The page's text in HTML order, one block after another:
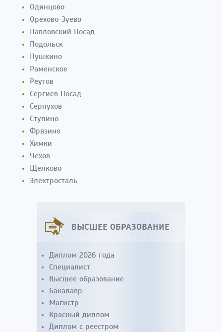
Одинцово
Орехово-Зуево
Павловский Посад
Подольск
Пушкино
Раменское
Реутов
Сергиев Посад
Серпухов
Ступино
Фрязино
Химки
Чехов
Щелково
Электросталь
ВЫСШЕЕ ОБРАЗОВАНИЕ
Диплом 2026 года
Специалист
Высшее образование
Бакалавр
Магистр
Красный диплом
Диплом с реестром